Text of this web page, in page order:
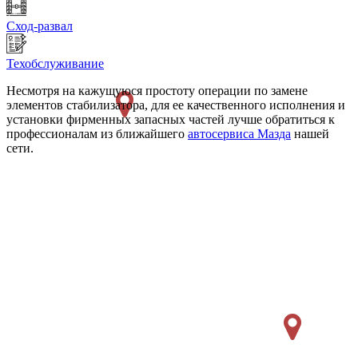
Сход-развал
Техобслуживание
Несмотря на кажущуюся простоту операции по замене
элементов стабилизатора, для ее качественного исполнения и
установки фирменных запасных частей лучше обратиться к
профессионалам из ближайшего автосервиса Мазда нашей
сети.